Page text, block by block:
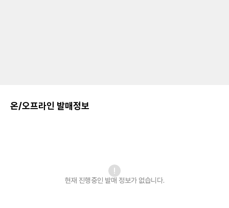
온/오프라인 발매정보
현재 진행중인 발매 정보가 없습니다.